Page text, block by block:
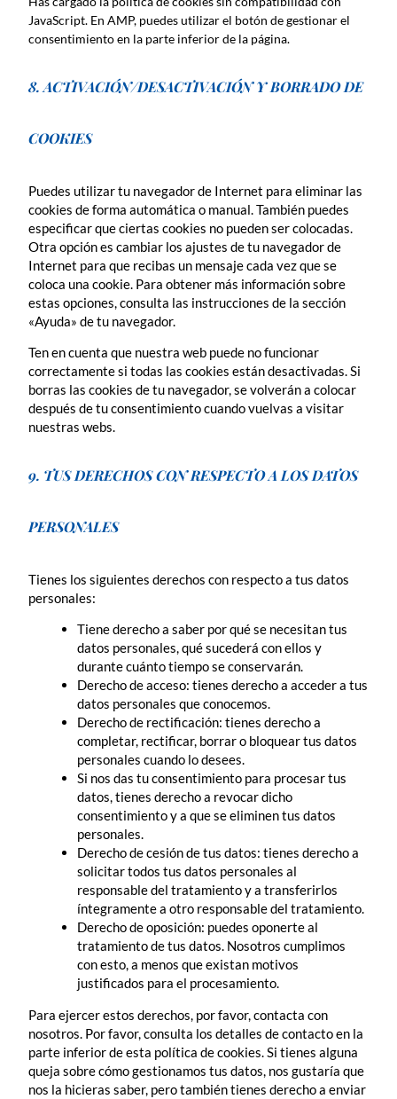
JavaScript. En AMP, puedes utilizar el botón de gestionar el
consentimiento en la parte inferior de la página.
8. ACTIVACIÓN/DESACTIVACIÓN Y BORRADO DE
COOKIES
Puedes utilizar tu navegador de Internet para eliminar las
cookies de forma automática o manual. También puedes
especificar que ciertas cookies no pueden ser colocadas.
Otra opción es cambiar los ajustes de tu navegador de
Internet para que recibas un mensaje cada vez que se
coloca una cookie. Para obtener más información sobre
estas opciones, consulta las instrucciones de la sección
«Ayuda» de tu navegador.
Ten en cuenta que nuestra web puede no funcionar
correctamente si todas las cookies están desactivadas. Si
borras las cookies de tu navegador, se volverán a colocar
después de tu consentimiento cuando vuelvas a visitar
nuestras webs.
9. TUS DERECHOS CON RESPECTO A LOS DATOS
PERSONALES
Tienes los siguientes derechos con respecto a tus datos
personales:
Tiene derecho a saber por qué se necesitan tus
datos personales, qué sucederá con ellos y
durante cuánto tiempo se conservarán.
Derecho de acceso: tienes derecho a acceder a tus
datos personales que conocemos.
Derecho de rectificación: tienes derecho a
completar, rectificar, borrar o bloquear tus datos
personales cuando lo desees.
Si nos das tu consentimiento para procesar tus
datos, tienes derecho a revocar dicho
consentimiento y a que se eliminen tus datos
personales.
Derecho de cesión de tus datos: tienes derecho a
solicitar todos tus datos personales al
responsable del tratamiento y a transferirlos
íntegramente a otro responsable del tratamiento.
Derecho de oposición: puedes oponerte al
tratamiento de tus datos. Nosotros cumplimos
con esto, a menos que existan motivos
justificados para el procesamiento.
Para ejercer estos derechos, por favor, contacta con
nosotros. Por favor, consulta los detalles de contacto en la
parte inferior de esta política de cookies. Si tienes alguna
queja sobre cómo gestionamos tus datos, nos gustaría que
nos la hicieras saber, pero también tienes derecho a enviar